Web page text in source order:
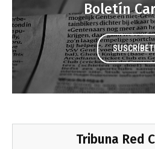
Boletín
Tribuna Red